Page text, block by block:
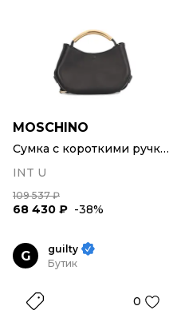
MOSCHINO
Сумка с короткими ручками
INT U
109 537 ₽
68 430 ₽ -38%
G
guilty
Бутик
0